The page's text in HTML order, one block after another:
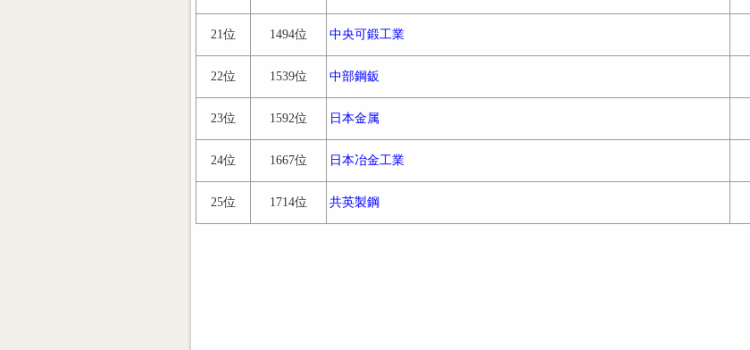
21位 1494位 中央可鍛工業
22位 1539位 中部鋼鈑
23位 1592位 日本金属
24位 1667位 日本冶金工業
25位 1714位 共英製鋼